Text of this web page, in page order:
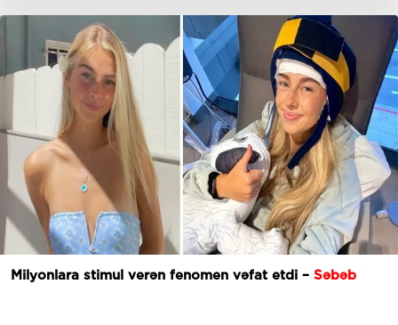
Milyonlara stimul verən fenomen vəfat etdi – Səbəb